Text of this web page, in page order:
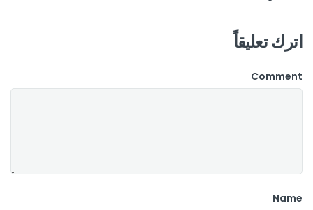
اترك تعليقاً
Comment
Name